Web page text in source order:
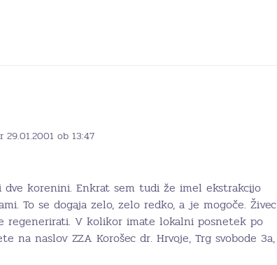
29.01.2001 ob 13:47
korenini. Enkrat sem tudi že imel ekstrakcijo
To se dogaja zelo, zelo redko, a je mogoče. Živec
regenerirati. V kolikor imate lokalni posnetek po
na naslov ZZA Korošec dr. Hrvoje, Trg svobode 3a,